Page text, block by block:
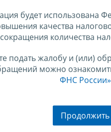
будет использована
качества
сокращения количества
подать жалобу и (или)
можно
ФНС России»
Продолжить